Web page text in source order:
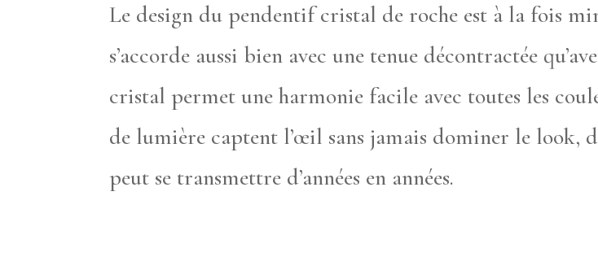
Le design du pendentif cristal de roche est à la fois
s’accorde aussi bien avec une tenue décontractée
cristal permet une harmonie facile avec toutes les
de lumière captent l’œil sans jamais dominer le look,
peut se transmettre d’années en années.